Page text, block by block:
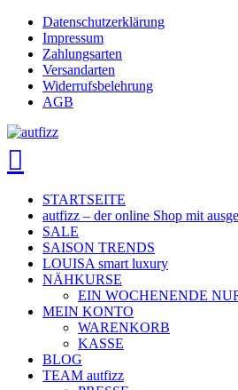
Skip
main
content
Datenschutzerklärung
Impressum
Zahlungsarten
Versandarten
Widerrufsbelehrung
AGB
search
account
STARTSEITE
autfizz – der online Shop mit
SALE
SAISON TRENDS
LOUISA smart luxury
NÄHKURSE
EIN WOCHENENDE
MEIN KONTO
WARENKORB
KASSE
BLOG
TEAM autfizz